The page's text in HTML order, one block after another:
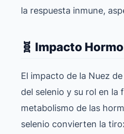
la respuesta inmune,
🧬 Impacto
El impacto de la Nuez
del selenio y su rol en la
metabolismo de las
selenio convierten la